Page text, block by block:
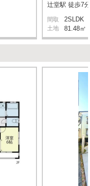
辻堂駅 徒歩7分
間取 2SLDK
土地 81.48㎡